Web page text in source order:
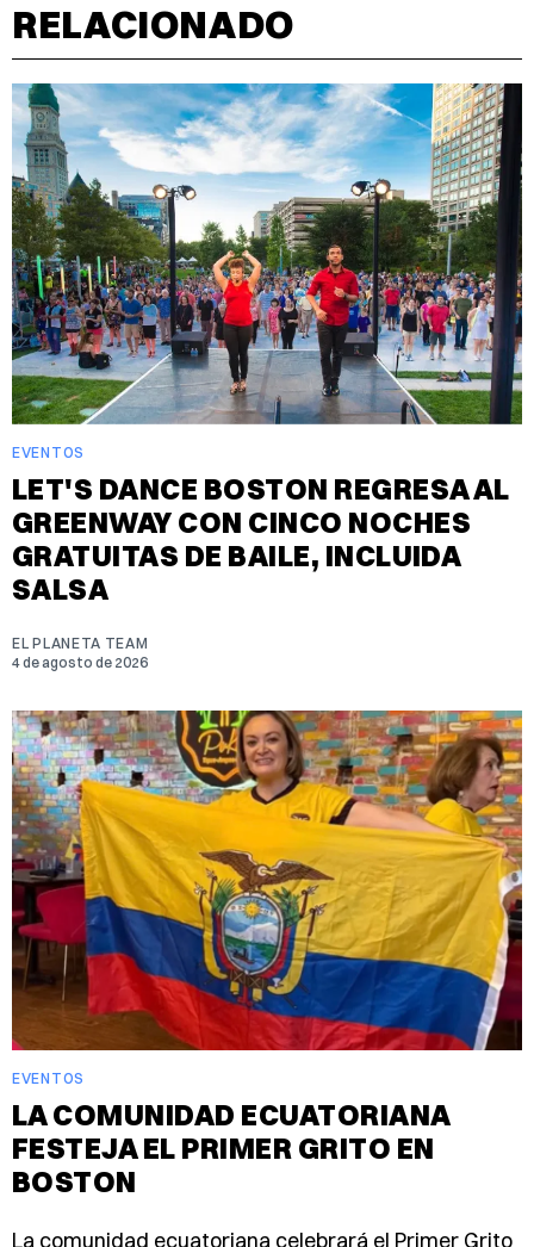
RELACIONADO
EVENTOS
LET'S DANCE BOSTON REGRESA AL
GREENWAY CON CINCO NOCHES
GRATUITAS DE BAILE, INCLUIDA
SALSA
EL PLANETA TEAM
4 de agosto de 2026
EVENTOS
LA COMUNIDAD ECUATORIANA
FESTEJA EL PRIMER GRITO EN
BOSTON
La comunidad ecuatoriana celebrará el Primer Grito